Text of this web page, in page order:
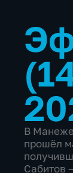
В Манеже
прошёл
Сабитов